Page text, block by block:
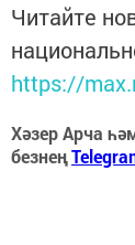
Читайте
https://
Хәзер Арча
безнең